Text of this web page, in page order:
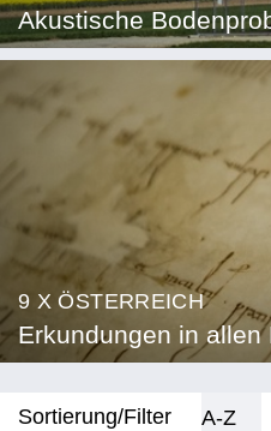
Akustische
9 X ÖSTERREICH
Erkundungen in allen
Sortierung/Filter
A-Z